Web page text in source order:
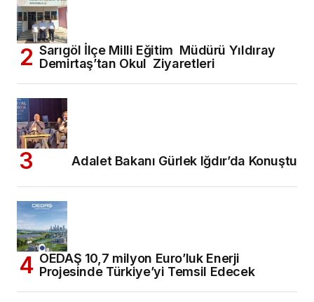
Sarıgöl İlçe Milli Eğitim Müdürü Yıldıray
Demirtaş’tan Okul Ziyaretleri
Adalet Bakanı Gürlek Iğdır’da Konuştu
OEDAŞ 10,7 milyon Euro’luk Enerji
Projesinde Türkiye’yi Temsil Edecek